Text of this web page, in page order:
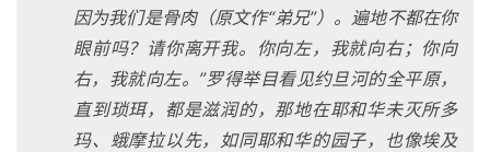
因为我们是骨肉（原文作“弟兄”）。遍地不都在你
眼前吗？请你离开我。你向左，我就向右；你向
右，我就向左。”罗得举目看见约旦河的全平原，
直到琐珥，都是滋润的，那地在耶和华未灭所多
玛、蛾摩拉以先，如同耶和华的园子，也像埃及